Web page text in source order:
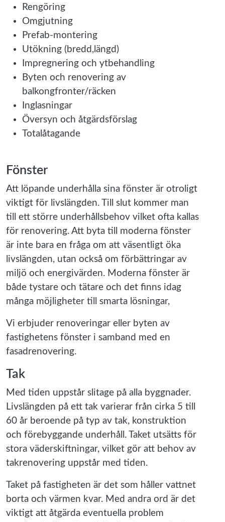
Rengöring
Omgjutning
Prefab-montering
Utökning (bredd,längd)
Impregnering och ytbehandling
Byten och renovering av
balkongfronter/räcken
Inglasningar
Översyn och åtgärdsförslag
Totalåtagande
Fönster
Att löpande underhålla sina fönster är otroligt
viktigt för livslängden. Till slut kommer man
till ett större underhållsbehov vilket ofta kallas
för renovering. Att byta till moderna fönster
är inte bara en fråga om att väsentligt öka
livslängden, utan också om förbättringar av
miljö och energivärden. Moderna fönster är
både tystare och tätare och det finns idag
många möjligheter till smarta lösningar,
Vi erbjuder renoveringar eller byten av
fastighetens fönster i samband med en
fasadrenovering.
Tak
Med tiden uppstår slitage på alla byggnader.
Livslängden på ett tak varierar från cirka 5 till
60 år beroende på typ av tak, konstruktion
och förebyggande underhåll. Taket utsätts för
stora väderskiftningar, vilket gör att behov av
takrenovering uppstår med tiden.
Taket på fastigheten är det som håller vattnet
borta och värmen kvar. Med andra ord är det
viktigt att åtgärda eventuella problem